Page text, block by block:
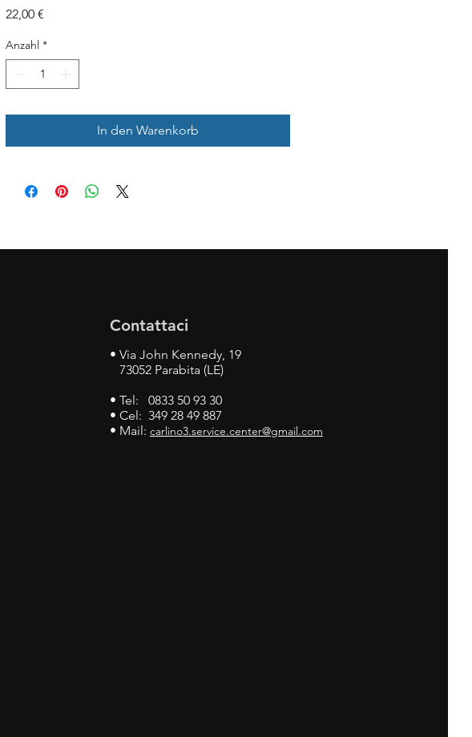
22,00 €
Anzahl *
In den Warenkorb
Contattaci
• Via John Kennedy, 19
73052 Parabita (LE)
• Tel: 0833 50 93 30
• Cel: 349 28 49 887
• Mail: carlino3.service.center@gmail.com